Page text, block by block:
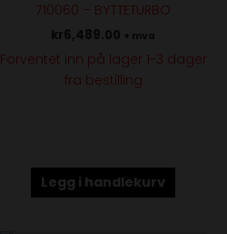
710060 – BYTTETURBO
kr6,489.00 + mva
Forventet inn på lager 1-3 dager
fra bestilling
Legg i handlekurv